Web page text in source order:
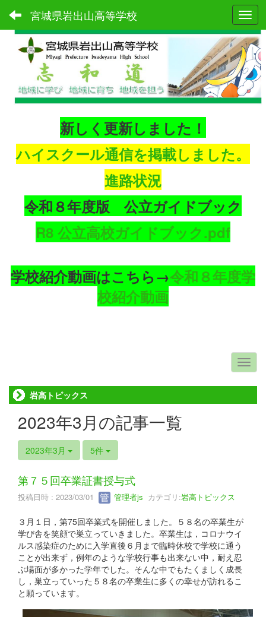
宮城県岩出山高等学校
新しく更新しました！
ハイスクール通信を掲載しました。
進路状況
令和８年度版 公立ガイドブック
R8 公立高校ガイドブック.pdf
学校紹介動画はこちら→令和８年度学
校紹介動画
岩高トピックス
2023年3月の記事一覧
2023年3月 5件
第７５回卒業証書授与式
投稿日時 : 2023/03/01 管理者js カテゴリ:岩高トピックス
３月１日，第75回卒業式を開催しました。５８名の卒業生が
学び舎を笑顔で巣立っていきました。卒業生は，コロナウイ
ルス感染症のために入学直後６月まで臨時休校で学校に通う
ことが出来ず，例年のような学校行事も出来ない中，耐え忍
ぶ場面が多かった学年でした。そんな中でもたくましく成長
し，巣立っていった５８名の卒業生に多くの幸せが訪れるこ
と願っています。